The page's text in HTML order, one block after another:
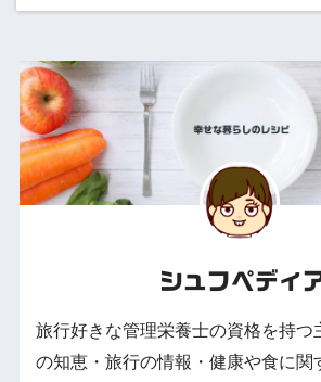
シュフペディ
旅行好きな管理栄養士の資格を持つ
の知恵・旅行の情報・健康や食に関